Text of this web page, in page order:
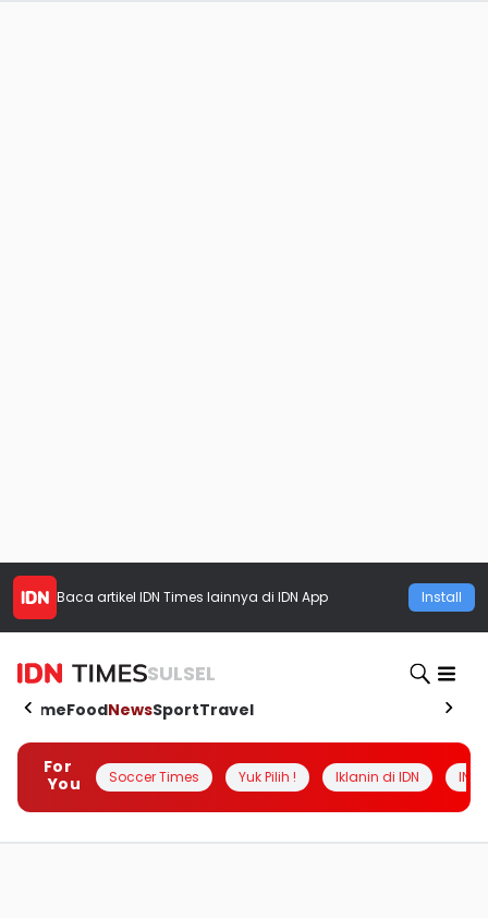
Baca artikel IDN Times lainnya di IDN App Install
SULSEL
HomeFoodNewsSportTravel
For
You
Soccer Times Yuk Pilih ! Iklanin di IDN